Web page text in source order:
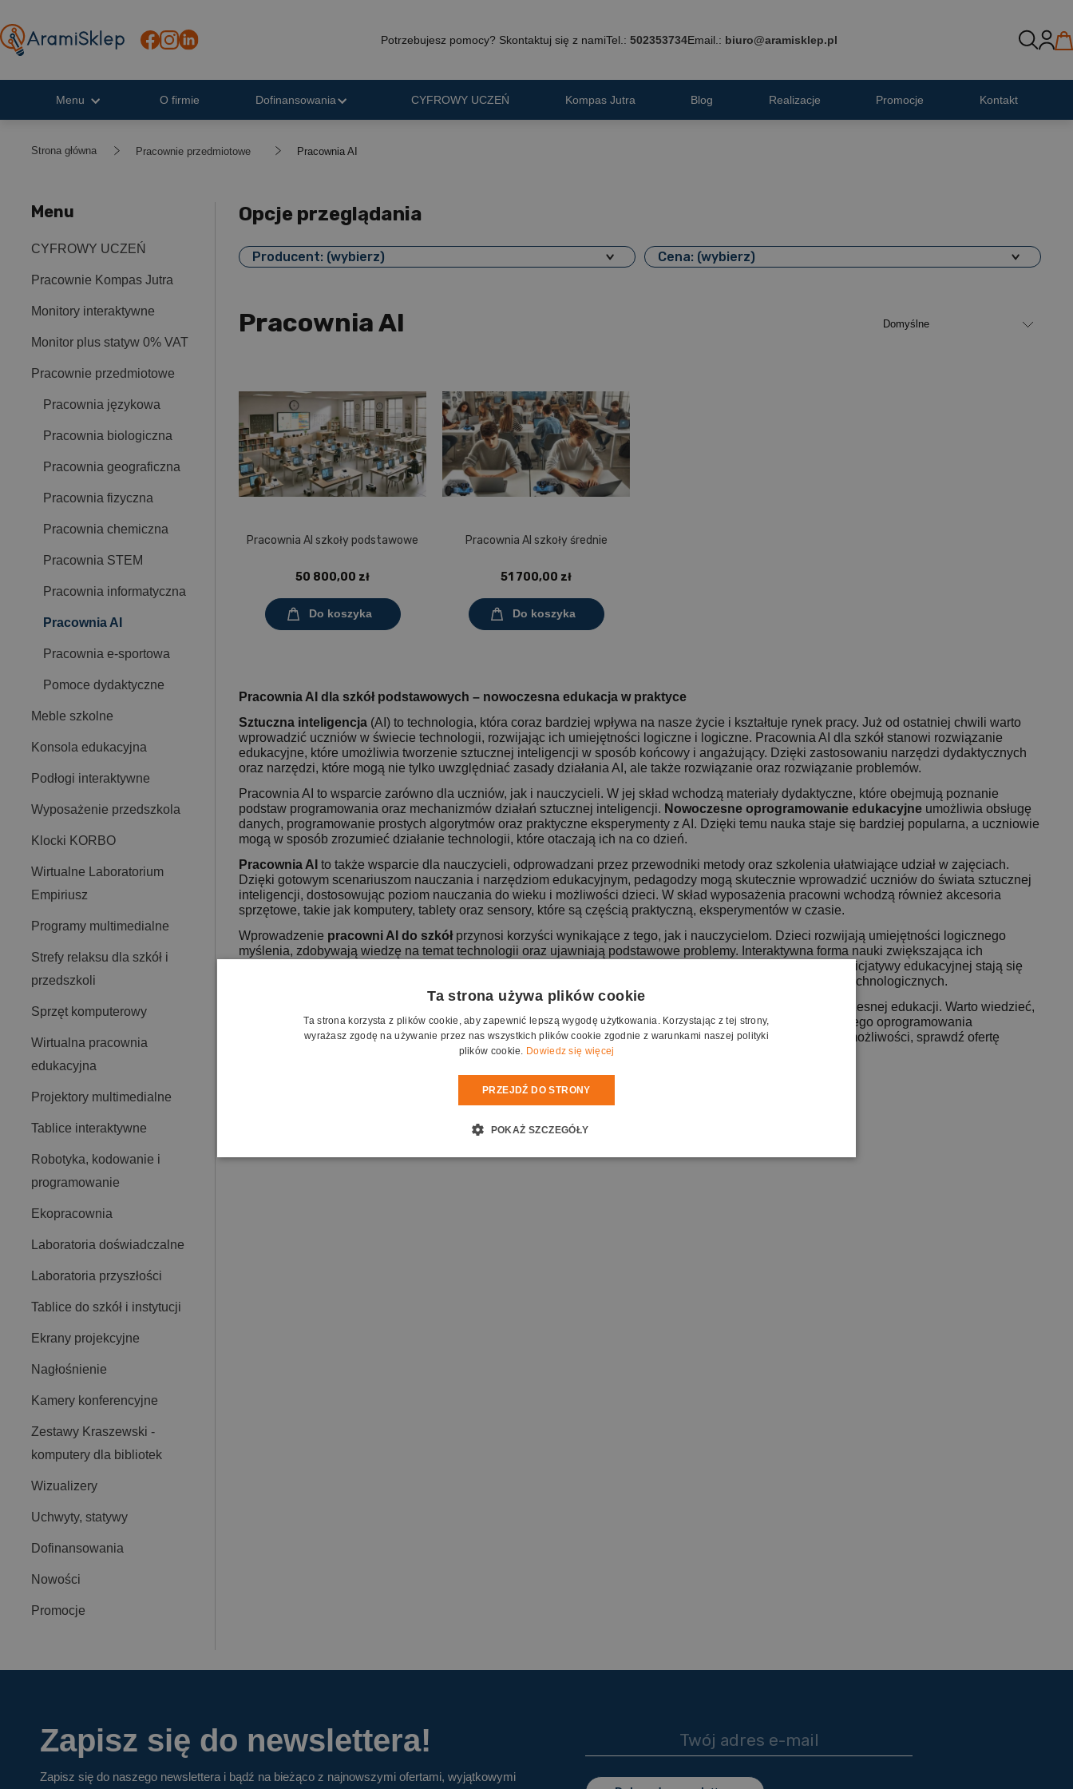
Potrzebujesz pomocy? Skontaktuj się z namiTel.: 502353734Email.: biuro@aramisklep.pl
Menu O firmie Dofinansowania CYFROWY UCZEŃ Kompas Jutra Blog Realizacje Promocje Kontakt
Strona główna Pracownie przedmiotowe Pracownia AI
Menu
CYFROWY UCZEŃ
Pracownie Kompas Jutra
Monitory interaktywne
Monitor plus statyw 0% VAT
Pracownie przedmiotowe
Pracownia językowa
Pracownia biologiczna
Pracownia geograficzna
Pracownia fizyczna
Pracownia chemiczna
Pracownia STEM
Pracownia informatyczna
Pracownia AI
Pracownia e-sportowa
Pomoce dydaktyczne
Meble szkolne
Konsola edukacyjna
Podłogi interaktywne
Wyposażenie przedszkola
Klocki KORBO
Wirtualne Laboratorium
Empiriusz
Programy multimedialne
Strefy relaksu dla szkół i
przedszkoli
Sprzęt komputerowy
Wirtualna pracownia
edukacyjna
Projektory multimedialne
Tablice interaktywne
Robotyka, kodowanie i
programowanie
Ekopracownia
Laboratoria doświadczalne
Laboratoria przyszłości
Tablice do szkół i instytucji
Ekrany projekcyjne
Nagłośnienie
Kamery konferencyjne
Zestawy Kraszewski -
komputery dla bibliotek
Wizualizery
Uchwyty, statywy
Dofinansowania
Nowości
Promocje
Opcje przeglądania
Producent: (wybierz) Cena: (wybierz)
Pracownia AI
Pracownia AI szkoły podstawowe
50 800,00 zł
Do koszyka
Pracownia AI szkoły średnie
51 700,00 zł
Do koszyka
Pracownia AI dla szkół podstawowych – nowoczesna edukacja w praktyce
Sztuczna inteligencja (AI) to technologia, która coraz bardziej wpływa na nasze życie i kształtuje rynek pracy. Już od ostatniej chwili warto
wprowadzić uczniów w świecie technologii, rozwijając ich umiejętności logiczne i logiczne. Pracownia AI dla szkół stanowi rozwiązanie
edukacyjne, które umożliwia tworzenie sztucznej inteligencji w sposób końcowy i angażujący. Dzięki zastosowaniu narzędzi dydaktycznych
oraz narzędzi, które mogą nie tylko uwzględniać zasady działania AI, ale także rozwiązanie oraz rozwiązanie problemów.
Pracownia AI to wsparcie zarówno dla uczniów, jak i nauczycieli. W jej skład wchodzą materiały dydaktyczne, które obejmują poznanie
podstaw programowania oraz mechanizmów działań sztucznej inteligencji. Nowoczesne oprogramowanie edukacyjne umożliwia obsługę
danych, programowanie prostych algorytmów oraz praktyczne eksperymenty z AI. Dzięki temu nauka staje się bardziej popularna, a uczniowie
mogą w sposób zrozumieć działanie technologii, które otaczają ich na co dzień.
Pracownia AI to także wsparcie dla nauczycieli, odprowadzani przez przewodniki metody oraz szkolenia ułatwiające udział w zajęciach.
Dzięki gotowym scenariuszom nauczania i narzędziom edukacyjnym, pedagodzy mogą skutecznie wprowadzić uczniów do świata sztucznej
inteligencji, dostosowując poziom nauczania do wieku i możliwości dzieci. W skład wyposażenia pracowni wchodzą również akcesoria
sprzętowe, takie jak komputery, tablety oraz sensory, które są częścią praktyczną, eksperymentów w czasie.
Wprowadzenie pracowni AI do szkółprzynosi korzyści wynikające z tego, jak i nauczycielom. Dzieci rozwijają umiejętności logicznego
myślenia, zdobywają wiedzę na temat technologii oraz ujawniają podstawowe problemy. Interaktywna forma nauki zwiększająca ich
motywację, praktyczne zastosowanie wiedzy sprawia, że łatwo przyswajają nowe zagadnienia. Możliwości inicjatywy edukacyjnej stają się
bardziej rygorystyczne w przypadku XXI wieku, powstałe w wyniku pojawienia się informacji zawodowych i technologicznych.
Pracownia AI to inwestycja w rozwój inteligentnych i technologicznych uczniów, a także krok w stronę nowoczesnej edukacji. Warto wiedzieć,
że szkoły nadążały za elektrycznymi wtyczkami do świata technologii, które umożliwiają dostęp do dodatkowego oprogramowania
edukacyjnego. Jeśli chcesz, aby Twoja szkoła była miejscem, które inspiruje do nauki i odkrywania nowych możliwości, sprawdź ofertę
Pracowni AI i wprowadź nowoczesne rozwiązania do swojego źródła!
Zapisz się do newslettera!
Zapisz się do naszego newslettera i bądź na bieżąco z najnowszymi ofertami, wyjątkowymi
Ta strona używa plików cookie
Ta strona korzysta z plików cookie, aby zapewnić lepszą wygodę użytkowania. Korzystając z tej strony,
wyrażasz zgodę na używanie przez nas wszystkich plików cookie zgodnie z warunkami naszej polityki
plików cookie. Dowiedz się więcej
PRZEJDŹ DO STRONY
POKAŻ SZCZEGÓŁY